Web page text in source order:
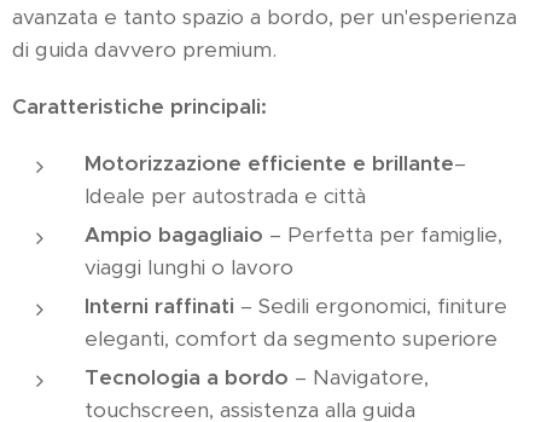
avanzata e tanto spazio a bordo, per un'esperienza
di guida davvero premium.
Caratteristiche principali:
Motorizzazione efficiente e brillante–
Ideale per autostrada e città
Ampio bagagliaio – Perfetta per famiglie,
viaggi lunghi o lavoro
Interni raffinati – Sedili ergonomici, finiture
eleganti, comfort da segmento superiore
Tecnologia a bordo – Navigatore,
touchscreen, assistenza alla guida